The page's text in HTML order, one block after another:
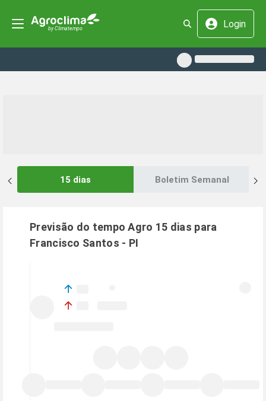
Login
15 dias Boletim Semanal
Previsão do tempo Agro 15 dias para
Francisco Santos - PI